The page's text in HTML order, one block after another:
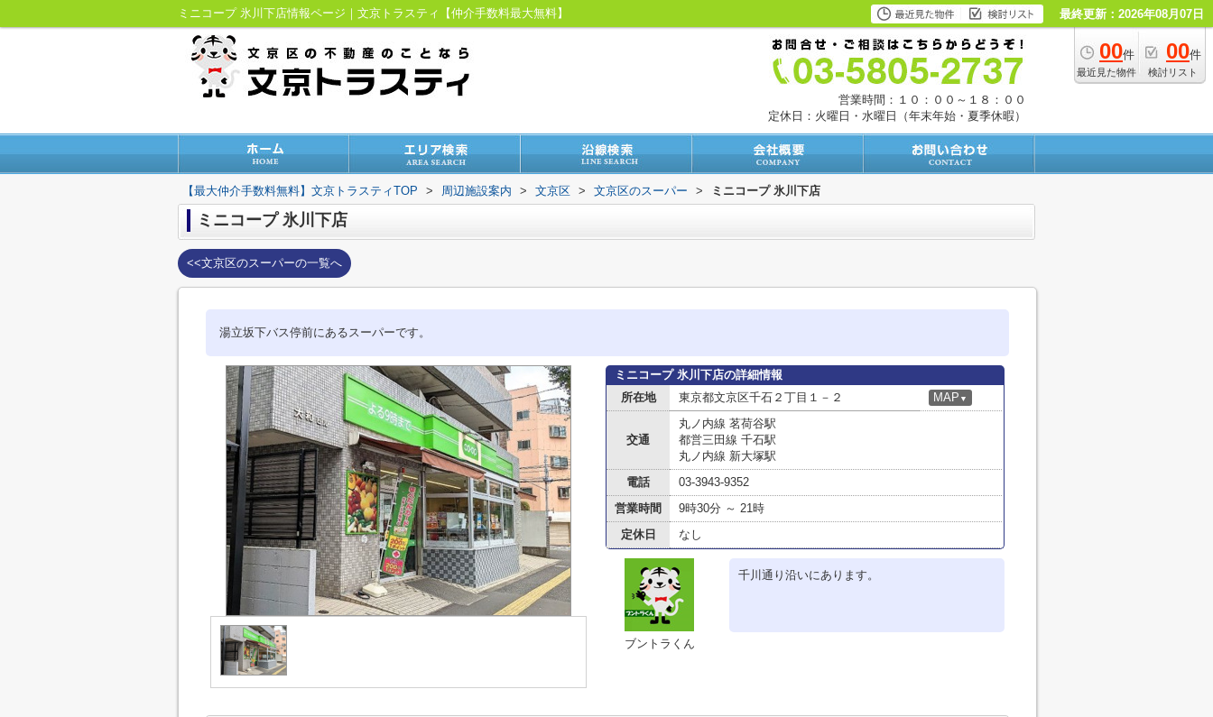
ミニコープ 氷川下店情報ページ｜文京トラスティ【仲介手数料最大無料】 最終更新：2026年08月07日
00件
最近見た物件
00件
検討リスト
営業時間：１０：００～１８：００
定休日：火曜日・水曜日（年末年始・夏季休暇）
【最大仲介手数料無料】文京トラスティTOP > 周辺施設案内 > 文京区 > 文京区のスーパー > ミニコープ 氷川下店
ミニコープ 氷川下店
<<文京区のスーパーの一覧へ
湯立坂下バス停前にあるスーパーです。
ミニコープ 氷川下店の詳細情報
所在地
東京都文京区千石２丁目１－２ MAP ▼
交通
丸ノ内線 茗荷谷駅
都営三田線 千石駅
丸ノ内線 新大塚駅
電話
03-3943-9352
営業時間
9時30分 ～ 21時
定休日
なし
ブントラくん
千川通り沿いにあります。